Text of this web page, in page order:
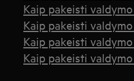
Kaip pakeisti
Kaip pakeisti
Kaip pakeisti
Kaip pakeisti